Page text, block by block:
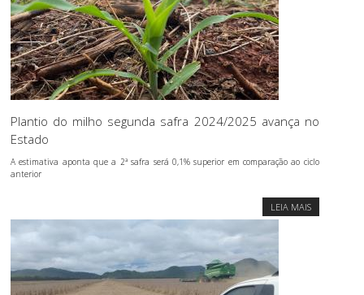
Plantio do milho segunda safra 2024/2025 avança no
Estado
A estimativa aponta que a 2ª safra será 0,1% superior em comparação ao ciclo
anterior
LEIA MAIS